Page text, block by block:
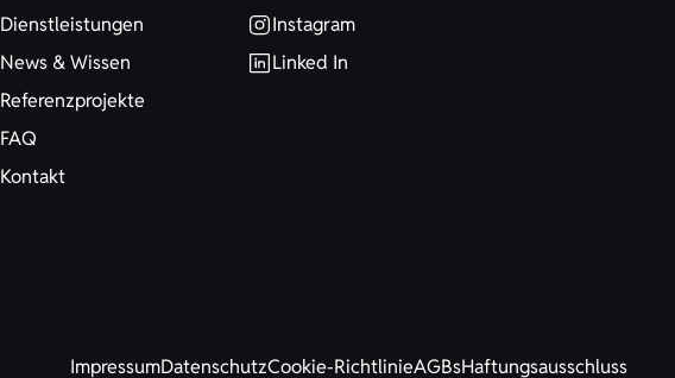
Dienstleistungen
News & Wissen
Referenzprojekte
FAQ
Kontakt
Instagram
Linked In
ImpressumDatenschutzCookie-RichtlinieAGBsHaftungsausschluss